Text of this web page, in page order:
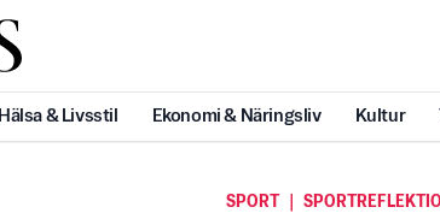
Hälsa & Livsstil Ekonomi & Näringsliv Kultur
SPORT ｜